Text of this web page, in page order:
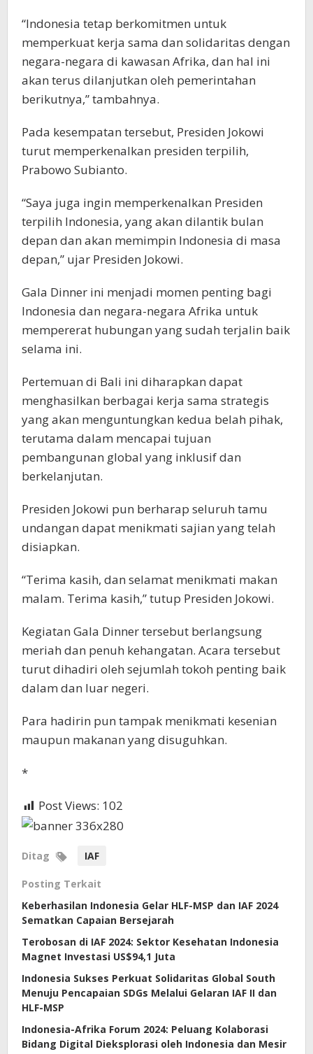
“Indonesia tetap berkomitmen untuk
memperkuat kerja sama dan solidaritas dengan
negara-negara di kawasan Afrika, dan hal ini
akan terus dilanjutkan oleh pemerintahan
berikutnya,” tambahnya.
Pada kesempatan tersebut, Presiden Jokowi
turut memperkenalkan presiden terpilih,
Prabowo Subianto.
“Saya juga ingin memperkenalkan Presiden
terpilih Indonesia, yang akan dilantik bulan
depan dan akan memimpin Indonesia di masa
depan,” ujar Presiden Jokowi.
Gala Dinner ini menjadi momen penting bagi
Indonesia dan negara-negara Afrika untuk
mempererat hubungan yang sudah terjalin baik
selama ini.
Pertemuan di Bali ini diharapkan dapat
menghasilkan berbagai kerja sama strategis
yang akan menguntungkan kedua belah pihak,
terutama dalam mencapai tujuan
pembangunan global yang inklusif dan
berkelanjutan.
Presiden Jokowi pun berharap seluruh tamu
undangan dapat menikmati sajian yang telah
disiapkan.
“Terima kasih, dan selamat menikmati makan
malam. Terima kasih,” tutup Presiden Jokowi.
Kegiatan Gala Dinner tersebut berlangsung
meriah dan penuh kehangatan. Acara tersebut
turut dihadiri oleh sejumlah tokoh penting baik
dalam dan luar negeri.
Para hadirin pun tampak menikmati kesenian
maupun makanan yang disuguhkan.
*
Post Views: 102
Ditag IAF
Posting Terkait
Keberhasilan Indonesia Gelar HLF-MSP dan IAF 2024
Sematkan Capaian Bersejarah
Terobosan di IAF 2024: Sektor Kesehatan Indonesia
Magnet Investasi US$94,1 Juta
Indonesia Sukses Perkuat Solidaritas Global South
Menuju Pencapaian SDGs Melalui Gelaran IAF II dan
HLF-MSP
Indonesia-Afrika Forum 2024: Peluang Kolaborasi
Bidang Digital Dieksplorasi oleh Indonesia dan Mesir